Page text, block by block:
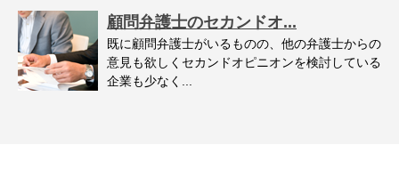
顧問弁護士のセカンドオ...
既に顧問弁護士がいるものの、他の弁護士からの
意見も欲しくセカンドオピニオンを検討している
企業も少なく...